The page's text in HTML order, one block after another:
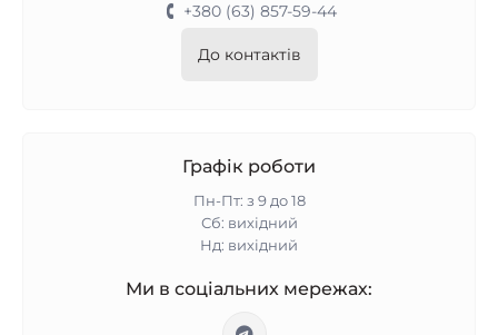
+380 (63) 857-59-44
До контактів
Графік роботи
Пн-Пт: з 9 до 18
Сб: вихідний
Нд: вихідний
Ми в соціальних мережах: